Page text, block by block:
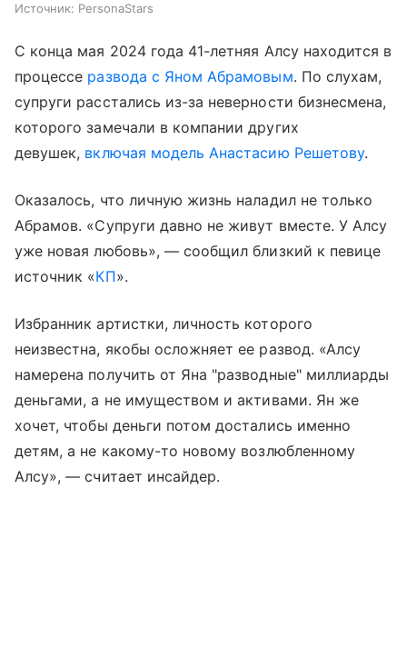
Источник: PersonaStars
С конца мая 2024 года 41-летняя Алсу находится в
процессе развода с Яном Абрамовым. По слухам,
супруги расстались из-за неверности бизнесмена,
которого замечали в компании других
девушек, включая модель Анастасию Решетову.
Оказалось, что личную жизнь наладил не только
Абрамов. «Супруги давно не живут вместе. У Алсу
уже новая любовь», — сообщил близкий к певице
источник «КП».
Избранник артистки, личность которого
неизвестна, якобы осложняет ее развод. «Алсу
намерена получить от Яна "разводные" миллиарды
деньгами, а не имуществом и активами. Ян же
хочет, чтобы деньги потом достались именно
детям, а не какому-то новому возлюбленному
Алсу», — считает инсайдер.